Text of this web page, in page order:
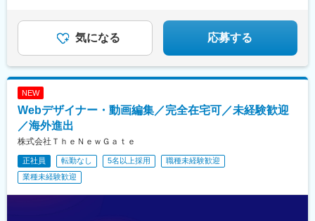
気になる 応募する
NEW
Webデザイナー・動画編集／完全在宅可／未経験歓迎
／海外進出
株式会社ＴｈｅＮｅｗＧａｔｅ
正社員 転勤なし 5名以上採用
職種未経験歓迎
業種未経験歓迎